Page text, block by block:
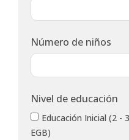
Número de niños
Nivel de educación
Educación Inicial (2 -
EGB)